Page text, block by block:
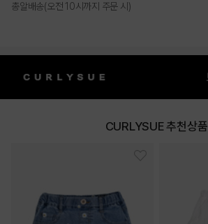
총알배송(오전 10시까지 주문 시)
CURLYSUE 추천상품